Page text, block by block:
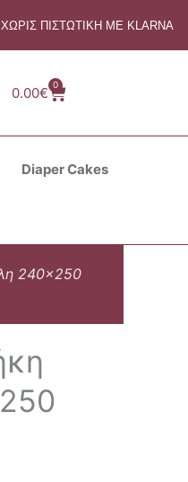
ΠΙΣΤΩΤΙΚΗ ΜΕ KLARNA
0.00€
0
Cart
Diaper Cakes
240×250